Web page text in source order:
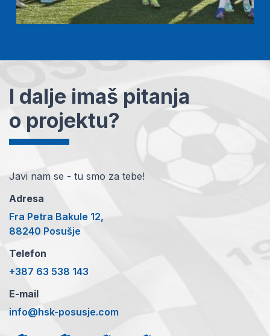
I dalje imaš pitanja
o projektu?
Javi nam se - tu smo za tebe!
Adresa
Fra Petra Bakule 12,
88240 Posušje
Telefon
+387 63 538 143
E-mail
info@hsk-posusje.com